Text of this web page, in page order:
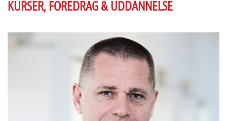
KURSER, FOREDRAG & UDDANNELSE